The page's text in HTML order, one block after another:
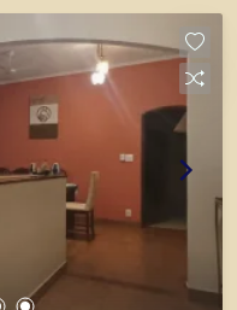
de serviço; -
4 vagas de
com agilidade e
de imóveis
principais
Preto.